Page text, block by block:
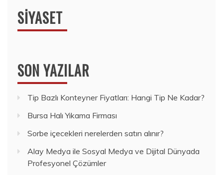
SIYASET
SON YAZILAR
Tip Bazlı Konteyner Fiyatları: Hangi Tip Ne Kadar?
Bursa Halı Yıkama Firması
Sorbe içecekleri nerelerden satın alınır?
Alay Medya ile Sosyal Medya ve Dijital Dünyada
Profesyonel Çözümler